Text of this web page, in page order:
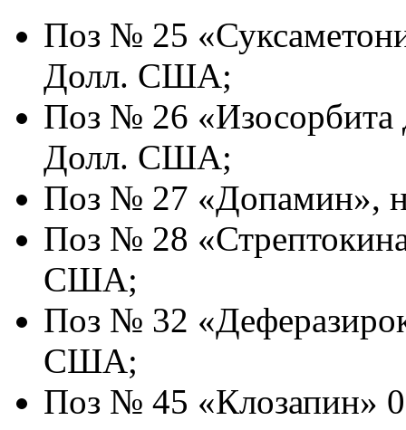
Поз № 25
Долл. США;
Поз № 26 «Изосорбита
Долл. США;
Поз № 27 «Допамин»,
Поз № 28
США;
Поз № 32
США;
Поз № 45 «Клозапин»